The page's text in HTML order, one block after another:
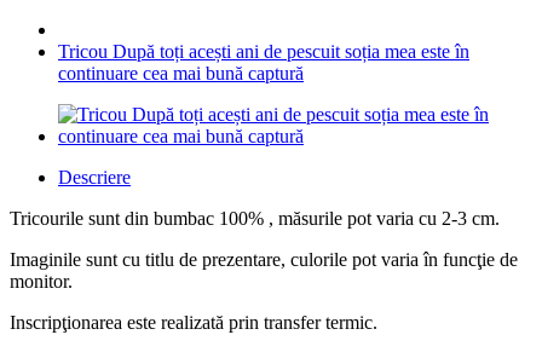
Tricou După toți acești ani de pescuit soția mea este în
continuare cea mai bună captură
Descriere
Tricourile sunt din bumbac 100% , măsurile pot varia cu 2-3 cm.
Imaginile sunt cu titlu de prezentare, culorile pot varia în funcţie de
monitor.
Inscripţionarea este realizată prin transfer termic.